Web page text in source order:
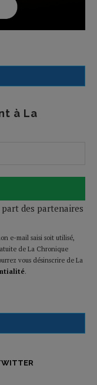
à La
des partenaires
e-mail saisi soit utilisé,
de La Chronique
vous désinscrire de La
.